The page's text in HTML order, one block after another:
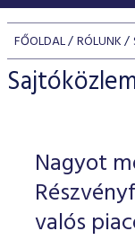
KERESKEDÉSI
INDEXEK
Vállalati
Azonnali Piac
Részvények
Származékos piac
BEFEKTETŐK
Részvény
Hitelpapír
BÉT
Alkalmazott
Elszámolás
Részvény és
program
BÉT Xtend -
TŐZSDETAGOK
Tőzsdetagok,
VENDOROK
FŐOLDAL RÓLUNK
Nagyot
valós